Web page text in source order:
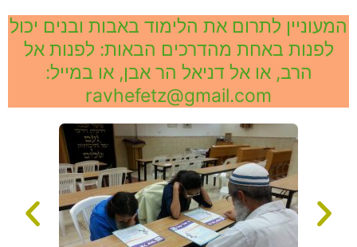
המעוניין לתרום את הלימוד באבות ובנים יכול
לפנות באחת מהדרכים הבאות: לפנות אל
הרב, או אל דניאל הר אבן, או במייל:
ravhefetz@gmail.com